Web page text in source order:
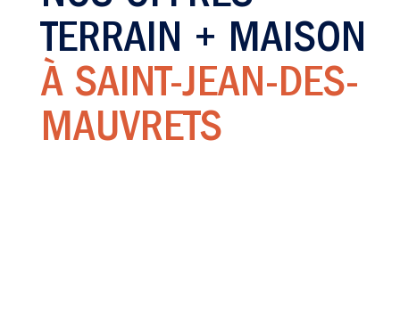
TERRAIN + MAISON
À SAINT-JEAN-DES-
MAUVRETS